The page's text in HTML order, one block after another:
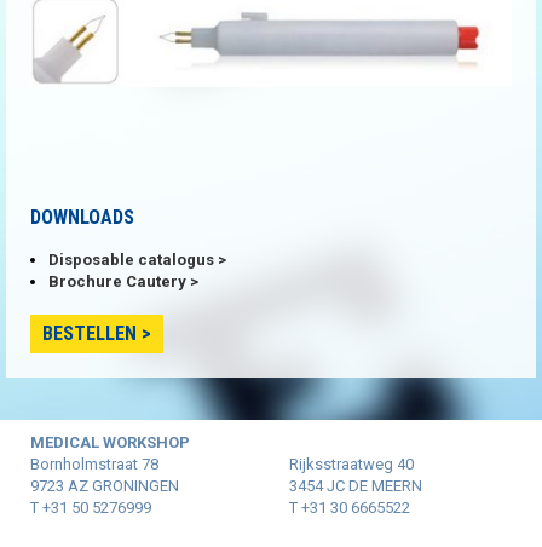
DOWNLOADS
Disposable catalogus
Brochure Cautery
BESTELLEN
MEDICAL WORKSHOP
Bornholmstraat 78
9723 AZ GRONINGEN
T +31 50 5276999
Rijksstraatweg 40
3454 JC DE MEERN
T +31 30 6665522